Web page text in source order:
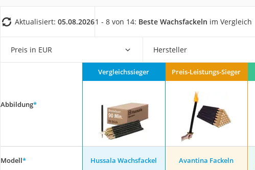
Multimeter
Gasdurchlauferhitzer
Service
Aktualisiert: 05.08.20261 - 8 von 14: Beste Wachsfackeln im Vergleich
Preis in EUR Hersteller
Abbildung*
Vergleichssieger Preis-Leistungs-Sieger
Modell* Hussala Wachsfackel Avantina Fackeln